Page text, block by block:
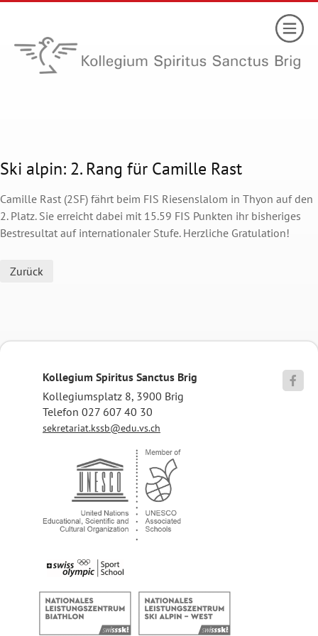
Ski alpin: 2. Rang für Camille Rast
Camille Rast (2SF) fährt beim FIS Riesenslalom in Thyon auf den
2. Platz. Sie erreicht dabei mit 15.59 FIS Punkten ihr bisheriges
Bestresultat auf internationaler Stufe. Herzliche Gratulation!
Zurück
Kollegium Spiritus Sanctus Brig
Kollegiumsplatz 8, 3900 Brig
Telefon 027 607 40 30
sekretariat.kssb@edu.vs.ch
